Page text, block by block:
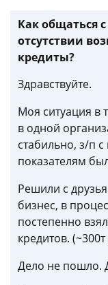
Как общаться
отсутствии
кредиты?
Здравствуйте.
Моя ситуация в
в одной
стабильно, з/п
показателям
Решили с
бизнес, в
постепенно
кредитов.
Дело не пошло.